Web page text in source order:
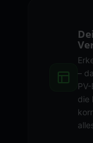
–
die